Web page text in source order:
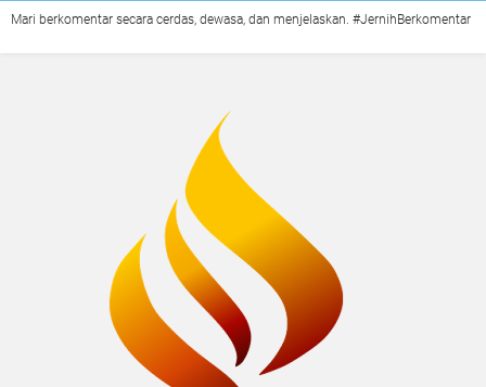
Mari berkomentar secara cerdas, dewasa, dan menjelaskan. #JernihBerkomentar